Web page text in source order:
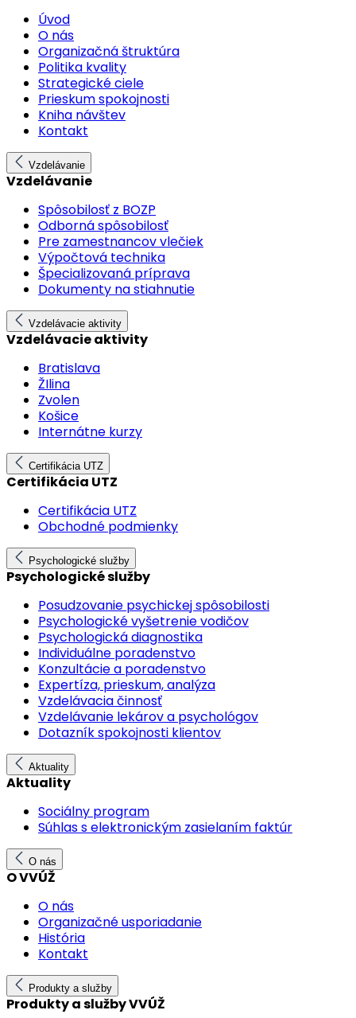
Úvod
O nás
Organizačná štruktúra
Politika kvality
Strategické ciele
Prieskum spokojnosti
Kniha návštev
Kontakt
Vzdelávanie
Vzdelávanie
Spôsobilosť z BOZP
Odborná spôsobilosť
Pre zamestnancov vlečiek
Výpočtová technika
Špecializovaná príprava
Dokumenty na stiahnutie
Vzdelávacie aktivity
Vzdelávacie aktivity
Bratislava
ŽIlina
Zvolen
Košice
Internátne kurzy
Certifikácia UTZ
Certifikácia UTZ
Certifikácia UTZ
Obchodné podmienky
Psychologické služby
Psychologické služby
Posudzovanie psychickej spôsobilosti
Psychologické vyšetrenie vodičov
Psychologická diagnostika
Individuálne poradenstvo
Konzultácie a poradenstvo
Expertíza, prieskum, analýza
Vzdelávacia činnosť
Vzdelávanie lekárov a psychológov
Dotazník spokojnosti klientov
Aktuality
Aktuality
Sociálny program
Súhlas s elektronickým zasielaním faktúr
O nás
O VVÚŽ
O nás
Organizačné usporiadanie
História
Kontakt
Produkty a služby
Produkty a služby VVÚŽ